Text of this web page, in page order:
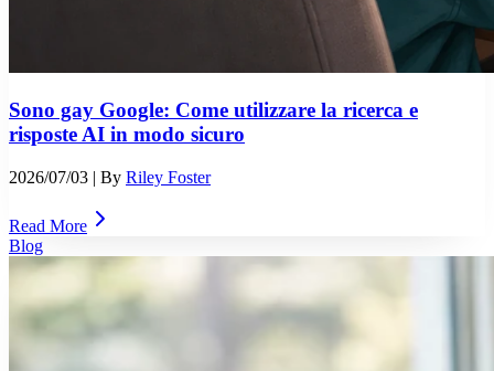
Sono gay Google: Come utilizzare la ricerca e
risposte AI in modo sicuro
2026/07/03 | By Riley Foster
Read More
Blog